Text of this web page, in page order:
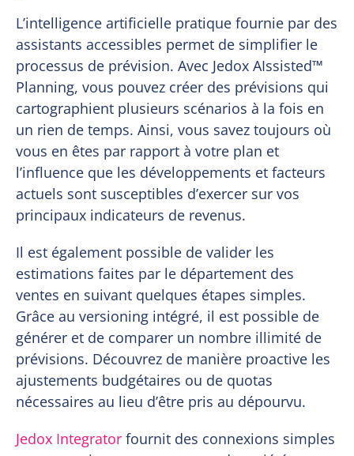
L’intelligence artificielle pratique fournie par des
assistants accessibles permet de simplifier le
processus de prévision. Avec Jedox AIssisted™
Planning, vous pouvez créer des prévisions qui
cartographient plusieurs scénarios à la fois en
un rien de temps. Ainsi, vous savez toujours où
vous en êtes par rapport à votre plan et
l’influence que les développements et facteurs
actuels sont susceptibles d’exercer sur vos
principaux indicateurs de revenus.
Il est également possible de valider les
estimations faites par le département des
ventes en suivant quelques étapes simples.
Grâce au versioning intégré, il est possible de
générer et de comparer un nombre illimité de
prévisions. Découvrez de manière proactive les
ajustements budgétaires ou de quotas
nécessaires au lieu d’être pris au dépourvu.
Jedox Integrator fournit des connexions simples